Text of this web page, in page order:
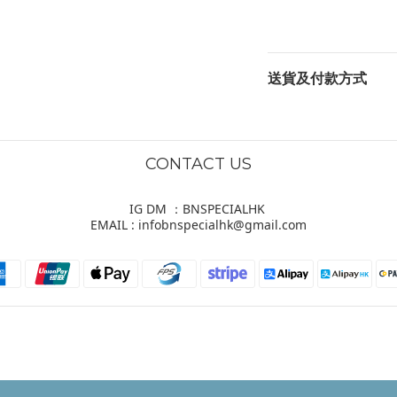
送貨及付款方式
CONTACT US
IG DM ：BNSPECIALHK
EMAIL : infobnspecialhk@gmail.com